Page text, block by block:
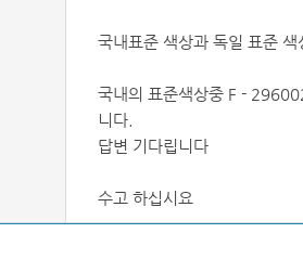
국내표준 색상과 독일 표준
국내의 표준색상중 F -
니다.
답변 기다립니다
수고 하십시요